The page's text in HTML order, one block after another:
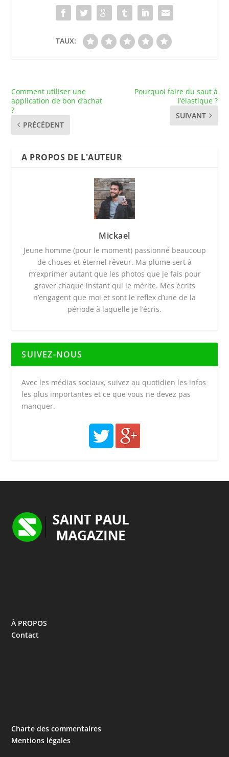
TAUX:
Comment utiliser une
application de bon d’achat
?
PRÉCÉDENT
Pourquoi faire du saut à
l’élastique ?
SUIVANT
A PROPOS DE L'AUTEUR
Mickael
Jeune homme (pour le moment) passionné beaucoup
de choses et éternel rêveur. Ma plume sert à
m’exprimer autant que les photos que je fais pour
graver chaque instant qui le mérite. Mes écrits
n’engagent que moi et sont le reflex d’une de la
période à laquelle je l’écris.
SUIVEZ-NOUS
Avec les médias sociaux, suivez au quotidien les infos
les plus importantes et ce que vous ne devez pas
manquer.
À PROPOS
Contact
Charte des commentaires
Mentions légales